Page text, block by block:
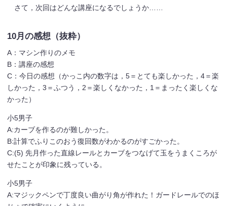
さて，次回はどんな講座になるでしょうか……
10月の感想（抜粋）
A：マシン作りのメモ
B：講座の感想
C：今日の感想（かっこ内の数字は，5＝とても楽しかった，4＝楽
しかった，3＝ふつう，2＝楽しくなかった，1＝まったく楽しくな
かった）
小5男子
A:カーブを作るのが難しかった。
B:計算でふりこのおう復回数がわかるのがすごかった。
C:(5) 先月作った直線レールとカーブをつなげて玉をうまくころが
せたことが印象に残っている。
小5男子
A:マジックペンで丁度良い曲がり角が作れた！ガードレールでのほ